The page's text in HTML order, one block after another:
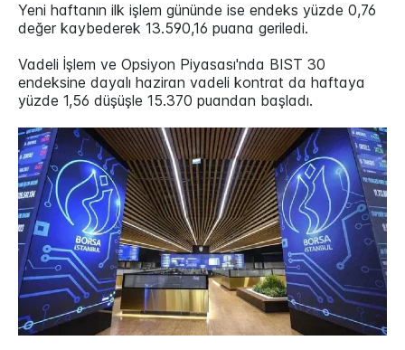
Yeni haftanın ilk işlem gününde ise endeks yüzde 0,76
değer kaybederek 13.590,16 puana geriledi.
Vadeli İşlem ve Opsiyon Piyasası'nda BIST 30
endeksine dayalı haziran vadeli kontrat da haftaya
yüzde 1,56 düşüşle 15.370 puandan başladı.